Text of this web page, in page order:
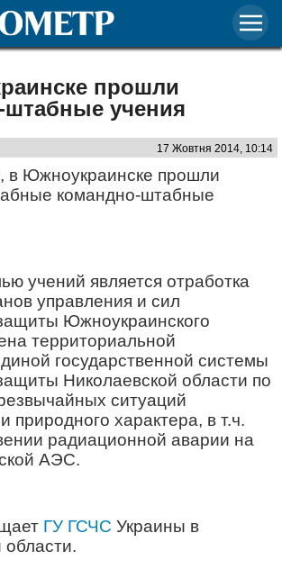
прошли
учения
17 Жовтня 2014, 10:14
в Южноукраинске прошли
командно-штабные
учений является отработка
управления и сил
Южноукраинского
территориальной
государственной системы
Николаевской области по
ситуаций
природного характера, в т.ч.
радиационной аварии на
АЭС.
ГУ ГСЧС Украины в
области.